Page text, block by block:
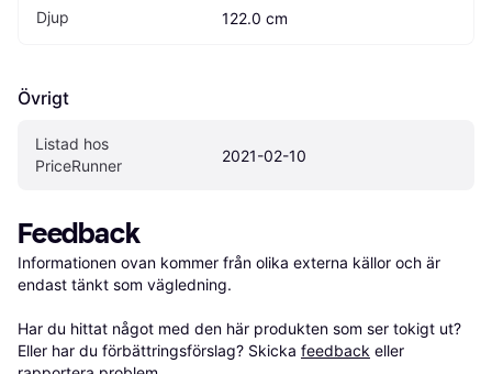
Djup 122.0 cm
Övrigt
Listad hos
PriceRunner
2021-02-10
Feedback
Informationen ovan kommer från olika externa källor och är
endast tänkt som vägledning.
Har du hittat något med den här produkten som ser tokigt ut?
Eller har du förbättringsförslag? Skicka feedback eller